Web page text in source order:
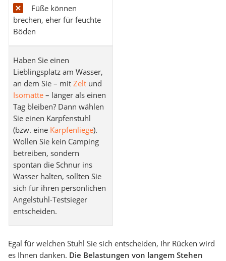
Füße können
brechen, eher für feuchte
Böden
Haben Sie einen
Lieblingsplatz am Wasser,
an dem Sie – mit Zelt und
Isomatte – länger als einen
Tag bleiben? Dann wählen
Sie einen Karpfenstuhl
(bzw. eine Karpfenliege).
Wollen Sie kein Camping
betreiben, sondern
spontan die Schnur ins
Wasser halten, sollten Sie
sich für ihren persönlichen
Angelstuhl-Testsieger
entscheiden.
Egal für welchen Stuhl Sie sich entscheiden, Ihr Rücken wird
es Ihnen danken. Die Belastungen von langem Stehen